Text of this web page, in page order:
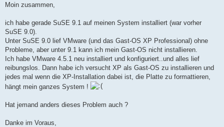
i
r
a
g
Moin zusammen,
ich habe gerade SuSE 9.1 auf meinen System installiert (war vorher
SuSE 9.0).
Unter SuSE 9.0 lief VMware (und das Gast-OS XP Professional) ohne
Probleme, aber unter 9.1 kann ich mein Gast-OS nicht installieren.
Ich habe VMware 4.5.1 neu installiert und konfiguriert..und alles lief
reibungslos. Dann habe ich versucht XP als Gast-OS zu installieren und
jedes mal wenn die XP-Installation dabei ist, die Platte zu formattieren,
hängt mein ganzes System !
Hat jemand anders dieses Problem auch ?
Danke im Voraus,